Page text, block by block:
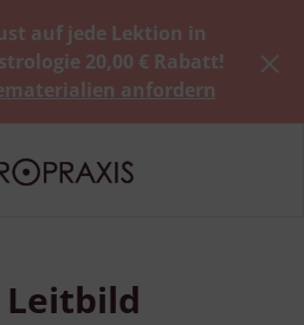
auf jede Lektion in
20,00 € Rabatt!
anfordern